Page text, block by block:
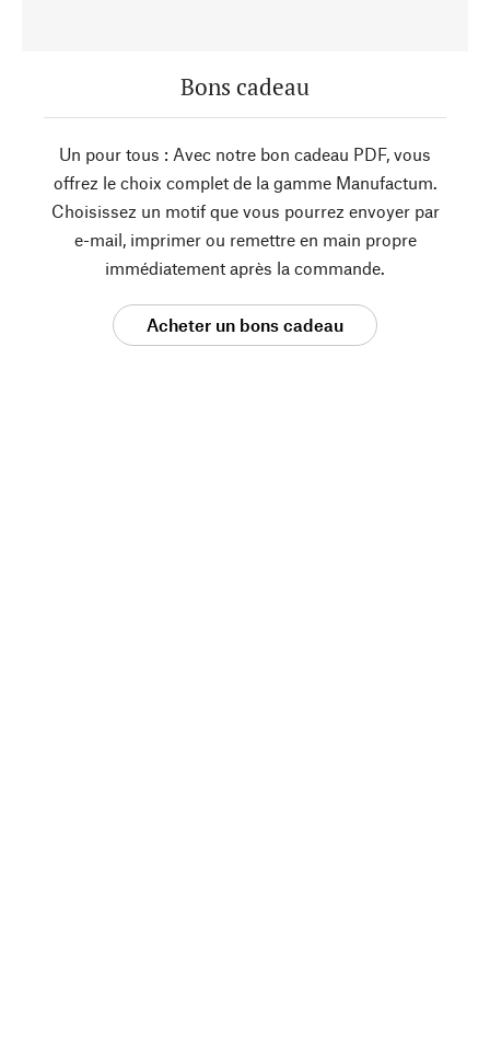
Bons cadeau
Un pour tous : Avec notre bon cadeau PDF, vous
offrez le choix complet de la gamme Manufactum.
Choisissez un motif que vous pourrez envoyer par
e-mail, imprimer ou remettre en main propre
immédiatement après la commande.
Acheter un bons cadeau